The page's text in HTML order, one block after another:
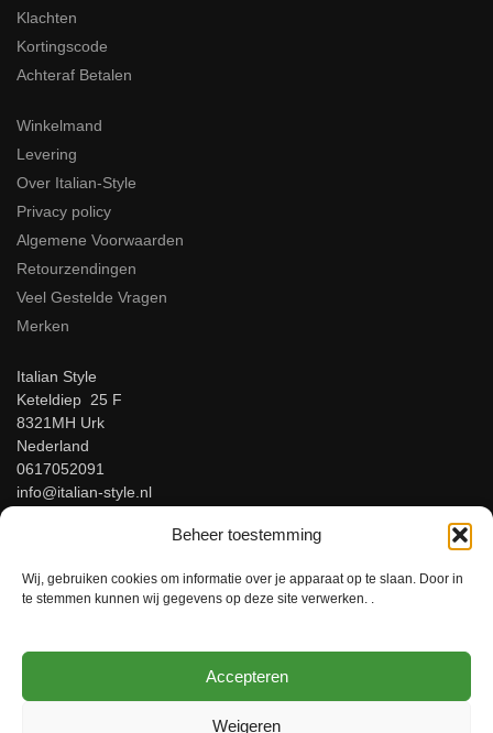
Beheer toestemming
Wij, gebruiken cookies om informatie over je apparaat op te slaan. Door in
te stemmen kunnen wij gegevens op deze site verwerken. .
Accepteren
Weigeren
Klachten
Kortingscode
Achteraf Betalen
Winkelmand
Levering
Over Italian-Style
Privacy policy
Algemene Voorwaarden
Retourzendingen
Veel Gestelde Vragen
Merken
Italian Style
Keteldiep 25 F
8321MH Urk
Nederland
0617052091
info@italian-style.nl
BTW: NL866816483B01
Beoordeel ons op Google!